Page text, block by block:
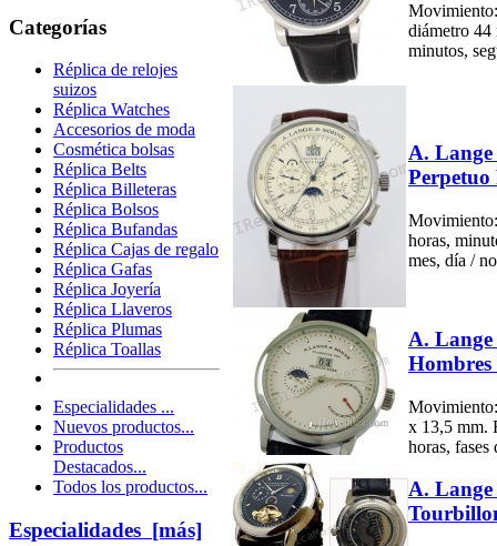
Categorías
Réplica de relojes
suizos
Réplica Watches
Accesorios de moda
Cosmética bolsas
Réplica Belts
Réplica Billeteras
Réplica Bolsos
Réplica Bufandas
Réplica Cajas de regalo
Réplica Gafas
Réplica Joyería
Réplica Llaveros
Réplica Plumas
Réplica Toallas
Especialidades ...
Nuevos productos...
Productos
Destacados...
Todos los productos...
Especialidades [más]
diámetro 44
minutos,
A.
Perpetuo
horas,
mes, día /
A.
x 13,5 mm.
horas, fases
A.